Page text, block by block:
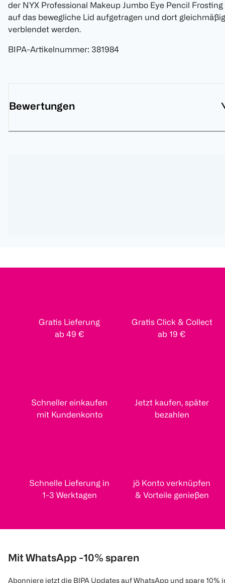
der NYX Professional Makeup Jumbo Eye Pencil Frosting
auf das bewegliche Lid aufgetragen und dort gleichmäßig
verblendet werden.
BIPA-Artikelnummer: 381984
Bewertungen
Gratis Lieferung
ab 49 €
Gratis Click & Collect
ab 19 €
Schneller einkaufen
mit Kundenkonto
Jetzt kaufen, später
bezahlen
Schnelle Lieferung in
1-3 Werktagen
jö Konto verknüpfen
& Vorteile genießen
Mit WhatsApp -10% sparen
Abonniere jetzt die BIPA Updates auf WhatsApp und spare 10%